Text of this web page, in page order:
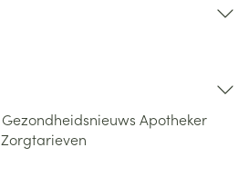
Gezondheidsnieuws Apotheker
Zorgtarieven